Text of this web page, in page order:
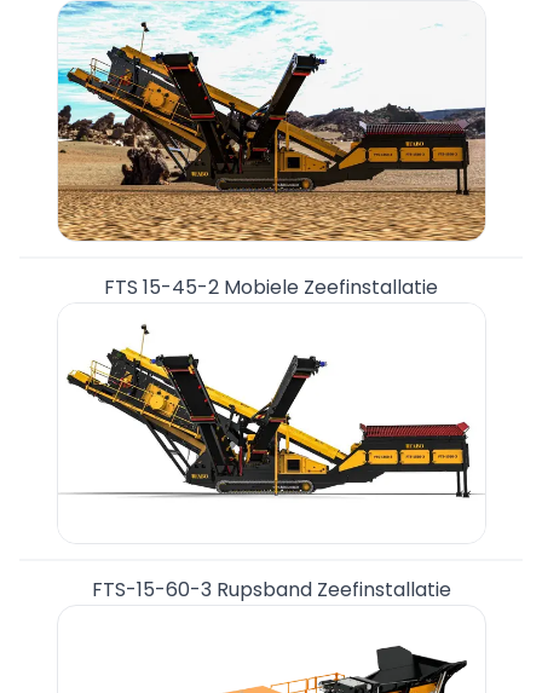
FTS 15-45-2 Mobiele Zeefinstallatie
FTS-15-60-3 Rupsband Zeefinstallatie